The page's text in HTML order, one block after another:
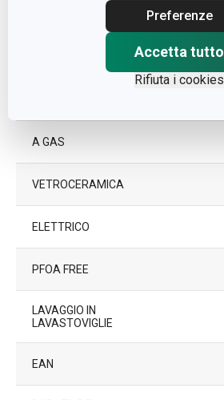
Preferenze
Accetta tutto
Rifiuta i cookies
A GAS
VETROCERAMICA
ELETTRICO
PFOA FREE
LAVAGGIO IN
LAVASTOVIGLIE
EAN